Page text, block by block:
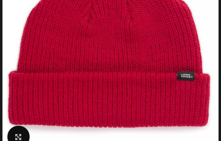
Κάντε κλικ για μεγέθυνση